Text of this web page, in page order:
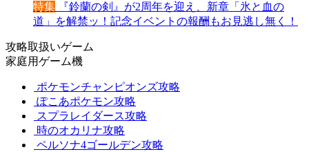
特集 『鈴蘭の剣』が2周年を迎え、新章「氷と血の
道」を解禁ッ！記念イベントの報酬もお見逃し無く！
攻略取扱いゲーム
家庭用ゲーム機
ポケモンチャンピオンズ攻略
ぽこあポケモン攻略
スプラレイダース攻略
時のオカリナ攻略
ペルソナ4ゴールデン攻略